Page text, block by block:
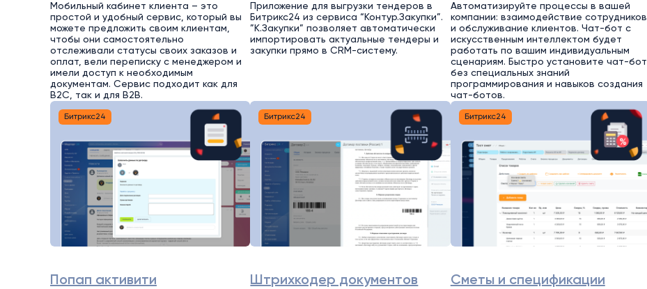
Мобильный кабинет клиента – это
простой и удобный сервис, который вы
можете предложить своим клиентам,
чтобы они самостоятельно
отслеживали статусы своих заказов и
оплат, вели переписку с менеджером и
имели доступ к необходимым
документам. Сервис подходит как для
B2C, так и для B2B.
Приложение для выгрузки тендеров в
Битрикс24 из сервиса “Контур.Закупки”.
”К.Закупки” позволяет автоматически
импортировать актуальные тендеры и
закупки прямо в CRM-систему.
Автоматизируйте процессы в вашей
компании: взаимодействие сотрудников
и обслуживание клиентов. Чат-бот с
искусственным интеллектом будет
работать по вашим индивидуальным
сценариям. Быстро установите чат-бот
без специальных знаний
программирования и навыков создания
чат-ботов.
Битрикс24
Попап активити
Битрикс24
Штрихкодер документов
Битрикс24
Сметы и спецификации